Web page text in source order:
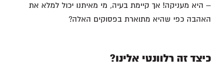
– היא מעניקה! אך קיימת בעיה, מי מאיתנו יכול למלא את
האהבה כפי שהיא מתוארת בפסוקים האלה?
כיצד זה רלוונטי אלינו?